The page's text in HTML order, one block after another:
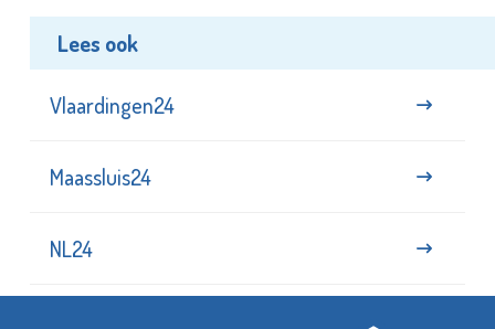
Lees ook
Vlaardingen24
Maassluis24
NL24